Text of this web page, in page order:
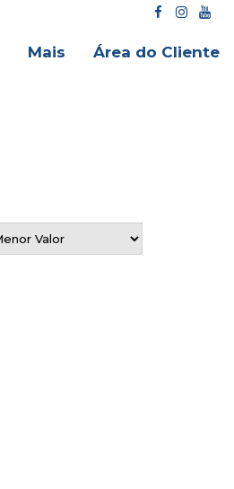
Área do Cliente
Mais